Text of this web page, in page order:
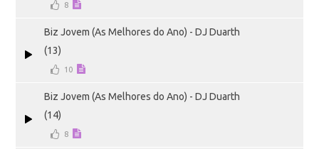
8
Biz Jovem (As Melhores do Ano) - DJ Duarth
(13)
10
Biz Jovem (As Melhores do Ano) - DJ Duarth
(14)
8